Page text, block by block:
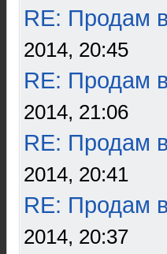
RE: Продам
2014, 20:45
RE: Продам
2014, 21:06
RE: Продам
2014, 20:41
RE: Продам
2014, 20:37